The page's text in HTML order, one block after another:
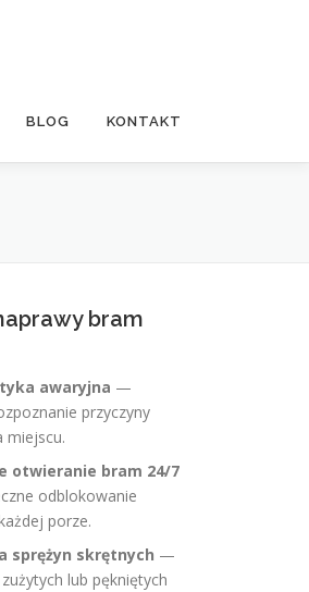
BLOG KONTAKT
bram
awaryjna —
przyczyny
miejscu.
otwieranie bram 24/7
odblokowanie
porze.
sprężyn skrętnych —
lub pękniętych